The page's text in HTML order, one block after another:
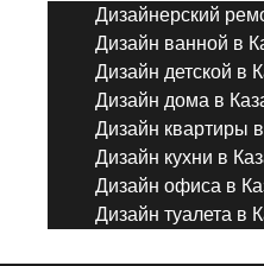
Дизайнерский
Дизайн ванной в
Дизайн детской в
Дизайн дома в
Дизайн квартиры
Дизайн кухни в
Дизайн офиса в
Дизайн туалета в